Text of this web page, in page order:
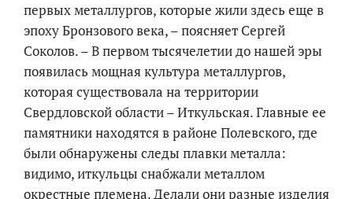
первых металлургов, которые жили здесь еще в
эпоху Бронзового века, – поясняет Сергей
Соколов. – В первом тысячелетии до нашей эры
появилась мощная культура металлургов,
которая существовала на территории
Свердловской области – Иткульская. Главные ее
памятники находятся в районе Полевского, где
были обнаружены следы плавки металла:
видимо, иткульцы снабжали металлом
окрестные племена. Делали они разные изделия